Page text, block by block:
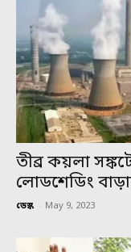
তীব্র কয়লা
লোডশেডিং
ডেস্ক - May 9, 2023